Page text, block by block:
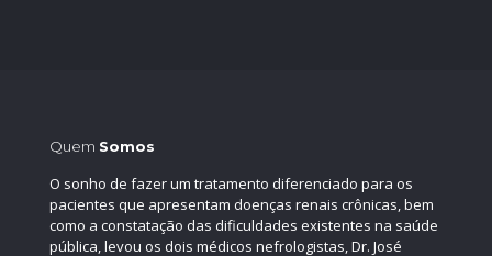
Quem Somos
O sonho de fazer um tratamento diferenciado para os
pacientes que apresentam doenças renais crônicas, bem
como a constatação das dificuldades existentes na saúde
pública, levou os dois médicos nefrologistas, Dr. José